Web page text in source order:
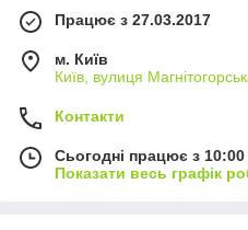
Працює з 27.03.2017
м. Київ
Київ, вулиця
Контакти
Сьогодні працює з
Показати весь графік